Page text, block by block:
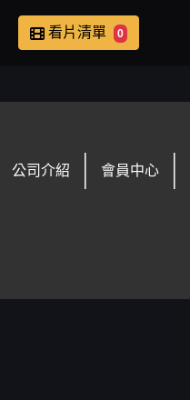
看片清單 0
公司介紹 會員中心